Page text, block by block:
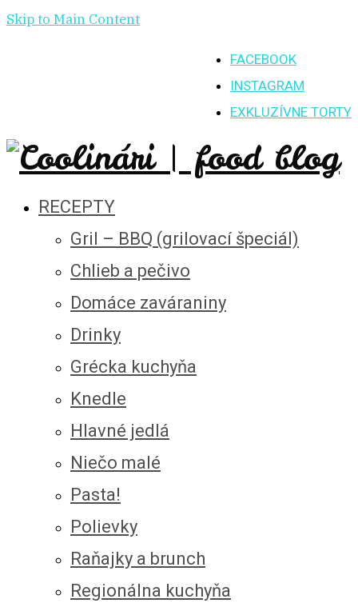
Skip to Main Content
FACEBOOK
INSTAGRAM
EXKLUZÍVNE TORTY
RECEPTY
Gril – BBQ (grilovací špeciál)
Chlieb a pečivo
Domáce zaváraniny
Drinky
Grécka kuchyňa
Knedle
Hlavné jedlá
Niečo malé
Pasta!
Polievky
Raňajky a brunch
Regionálna kuchyňa